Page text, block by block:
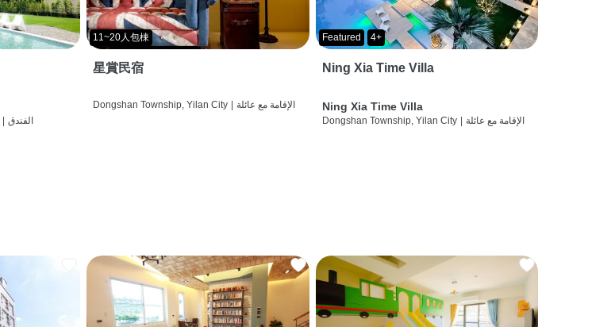
| الفندق
11~20人包棟
星賞民宿
Dongshan Township, Yilan City | الإقامة مع عائلة
Featured 4+
Ning Xia Time Villa
Ning Xia Time Villa
Dongshan Township, Yilan City | الإقامة مع عائلة